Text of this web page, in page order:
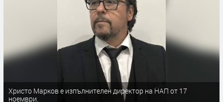
Христо Марков е изпълнителен директор на НАП от 17
ноември.